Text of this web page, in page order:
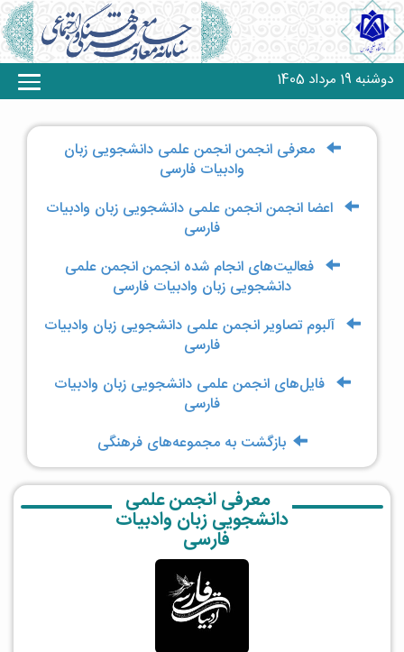
دوشنبه 19 مرداد 1405
معرفی انجمن‌ انجمن علمی دانشجویی زبان
وادبیات فارسی
اعضا انجمن‌ انجمن علمی دانشجویی زبان وادبیات
فارسی
فعالیت‌های انجام شده انجمن‌ انجمن علمی
دانشجویی زبان وادبیات فارسی
آلبوم تصاویر انجمن علمی دانشجویی زبان وادبیات
فارسی
فایل‌های انجمن علمی دانشجویی زبان وادبیات
فارسی
بازگشت به مجموعه‌های فرهنگی
معرفی انجمن علمی
دانشجویی زبان وادبیات
فارسی